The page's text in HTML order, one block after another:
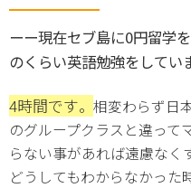
ーー現在セブ島に0円留学
のくらい英語勉強をしてい
4時間です。 相変わらず日
のグループクラスと違って
らない事があれば遠慮なく
どうしてもわからなかった